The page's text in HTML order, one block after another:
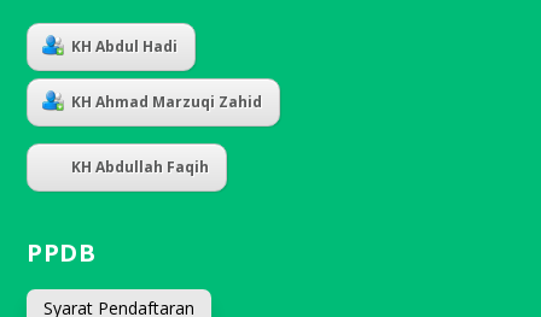
KH Abdul Hadi
KH Ahmad Marzuqi Zahid
KH Abdullah Faqih
PPDB
Syarat Pendaftaran